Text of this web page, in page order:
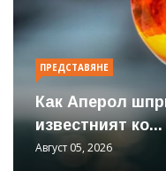
ПРЕДСТАВЯНЕ
Как Аперол
известният ко...
Август 05, 2026